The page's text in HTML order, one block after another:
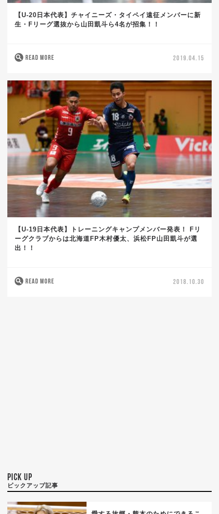
【U-20日本代表】チャイニーズ・タイペイ遠征メンバーに新
生・Fリーグ選抜から山田凱斗ら4名が招集！！
READ MORE 2019.04.15
【U-19日本代表】トレーニングキャンプメンバー発表！ Fリ
ーグクラブからは北海道FP木村優太、浜松FP山田凱斗が選
出！！
READ MORE 2018.10.30
PICK UP
ピックアップ記事